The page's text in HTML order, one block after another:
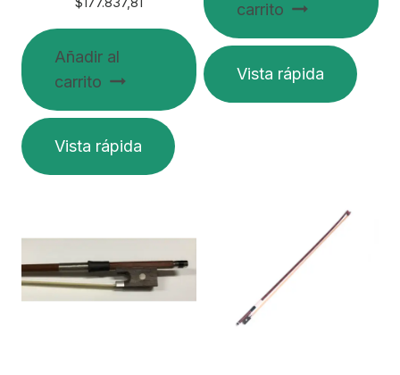
Añadir al
carrito
Vista rápida
carrito
Vista rápida